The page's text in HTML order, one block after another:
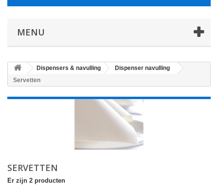
MENU
Dispensers & navulling
Dispenser navulling
Servetten
SERVETTEN
Er zijn 2 producten